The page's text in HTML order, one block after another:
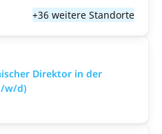
+36 weitere Standorte
Direktor in der
w/d)